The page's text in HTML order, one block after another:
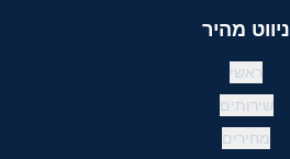
ניווט מהיר
ראשי
שירותים
מחירים